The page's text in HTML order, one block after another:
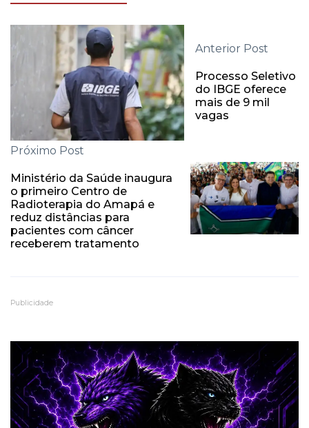
Anterior Post
Processo Seletivo
do IBGE oferece
mais de 9 mil
vagas
Próximo Post
Ministério da Saúde inaugura
o primeiro Centro de
Radioterapia do Amapá e
reduz distâncias para
pacientes com câncer
receberem tratamento
Publicidade